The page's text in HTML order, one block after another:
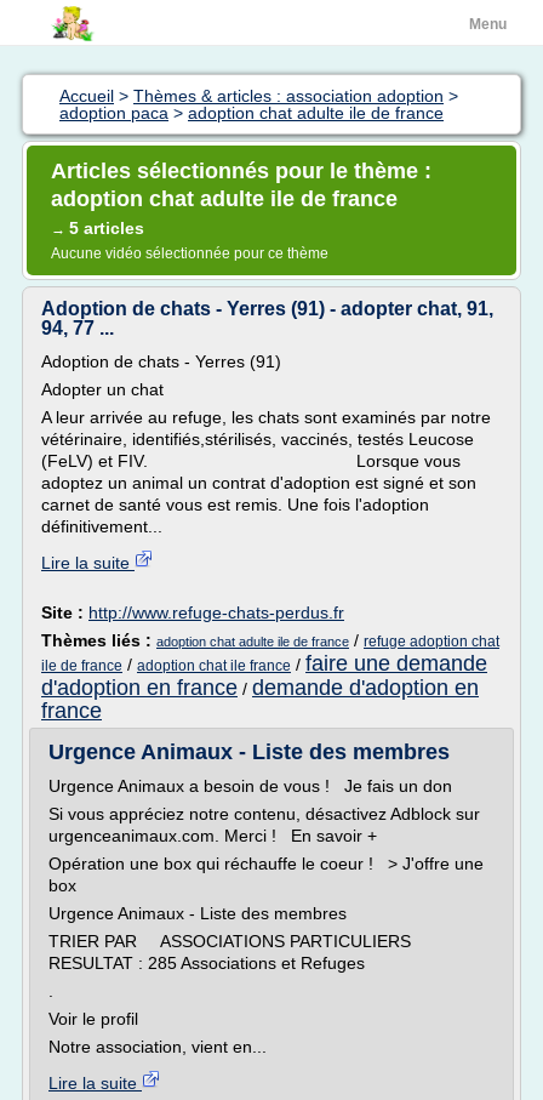
Menu
Accueil > Thèmes & articles : association adoption >
adoption paca > adoption chat adulte ile de france
Articles sélectionnés pour le thème :
adoption chat adulte ile de france
→ 5 articles
Aucune vidéo sélectionnée pour ce thème
Adoption de chats - Yerres (91) - adopter chat, 91,
94, 77 ...
Adoption de chats - Yerres (91)
Adopter un chat
A leur arrivée au refuge, les chats sont examinés par notre
vétérinaire, identifiés,stérilisés, vaccinés, testés Leucose
(FeLV) et FIV. Lorsque vous
adoptez un animal un contrat d'adoption est signé et son
carnet de santé vous est remis. Une fois l'adoption
définitivement...
Lire la suite
Site : http://www.refuge-chats-perdus.fr
Thèmes liés : adoption chat adulte ile de france / refuge adoption chat
ile de france / adoption chat ile france / faire une demande
d'adoption en france / demande d'adoption en
france
Urgence Animaux - Liste des membres
Urgence Animaux a besoin de vous ! Je fais un don
Si vous appréciez notre contenu, désactivez Adblock sur
urgenceanimaux.com. Merci ! En savoir +
Opération une box qui réchauffe le coeur ! > J'offre une
box
Urgence Animaux - Liste des membres
TRIER PAR ASSOCIATIONS PARTICULIERS
RESULTAT : 285 Associations et Refuges
Voir le profil
Notre association, vient en...
Lire la suite